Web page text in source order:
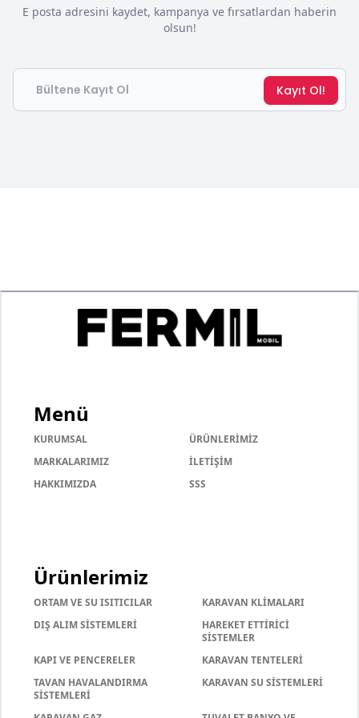
E posta adresini kaydet, kampanya ve fırsatlardan haberin
olsun!
Email
Kayıt Ol!
Menü
KURUMSAL
ÜRÜNLERİMİZ
MARKALARIMIZ
İLETİŞİM
HAKKIMIZDA
SSS
Ürünlerimiz
ORTAM VE SU ISITICILAR
KARAVAN KLİMALARI
DIŞ ALIM SİSTEMLERİ
HAREKET ETTİRİCİ
SİSTEMLER
KAPI VE PENCERELER
KARAVAN TENTELERİ
TAVAN HAVALANDIRMA
SİSTEMLERİ
KARAVAN SU SİSTEMLERİ